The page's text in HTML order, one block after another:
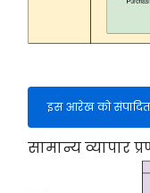
इस आरेख को
सामान्य व्यापार